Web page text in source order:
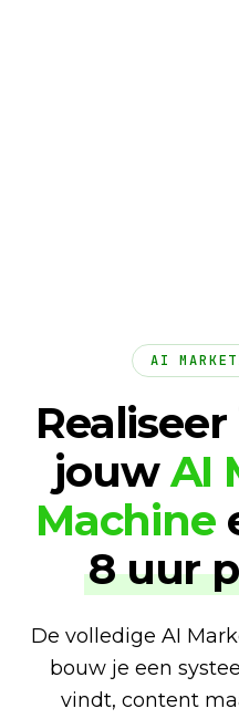
AI
jouwAI
Machine
8 uur
De volledige AI
bouw je een
vindt, content